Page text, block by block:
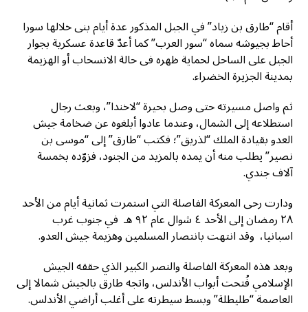
أقام “طارق بن زياد” في الجبل المذكور عدة أيام بنى خلالها سورا
أحاط بجيوشه سماه “سور العرب” كما أعدّ قاعدة عسكرية بجوار
الجبل على الساحل لحماية ظهره فى حالة الانسحاب أو الهزيمة
بمدينة الجزيرة الخضراء.
ثم واصل مسيرته حتى وصل بحيرة “لاخندا”، وبعث رجال
استطلاعه إلى الشمال، وعندما عادوا أبلغوه عن ضخامة جيش
العدو بقيادة الملك “لذريق”؛ فكتب “طارق” إلى “موسى بن
نصير” يطلب منه أن يمده بالمزيد من الجنود، فزوّده بخمسة
آلاف جندي.
ودارت رحى المعركة الفاصلة التي استمرت ثمانية أيام من الأحد
٢٨ رمضان إلى الأحد ٤ شوال عام ٩٢ هـ في جنوب غرب
اسبانيا، وقد انتهت بانتصار المسلمين وهزيمة جيش العدو.
وبعد هذه المعركة الفاصلة والنصر الكبير الذي حققه الجيش
الإسلامي فُتحت أبواب الأندلس، واتجه طارق بالجيش شمالا إلى
العاصمة “طليطلة” وبسط سيطرته على أغلب أراضي الأندلس.